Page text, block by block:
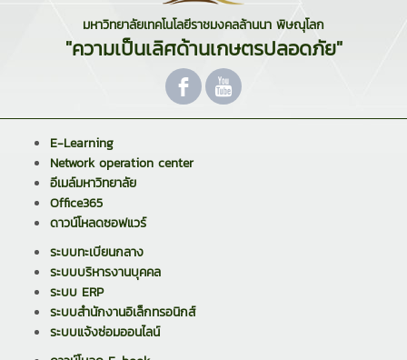
มหาวิทยาลัยเทคโนโลยีราชมงคลล้านนา พิษณุโลก
"ความเป็นเลิศด้านเกษตรปลอดภัย"
E-Learning
Network operation center
อีเมล์มหาวิทยาลัย
Office365
ดาวน์โหลดซอฟแวร์
ระบบทะเบียนกลาง
ระบบบริหารงานบุคคล
ระบบ ERP
ระบบสำนักงานอิเล็กทรอนิกส์
ระบบแจ้งซ่อมออนไลน์